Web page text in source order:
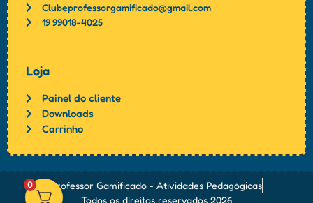
Clubeprofessorgamificado@gmail.com
19 99018-4025
Loja
Painel do cliente
Downloads
Carrinho
Professor Gamificado - Atividades Pedagógicas
Todos os direitos reservados 2026
0